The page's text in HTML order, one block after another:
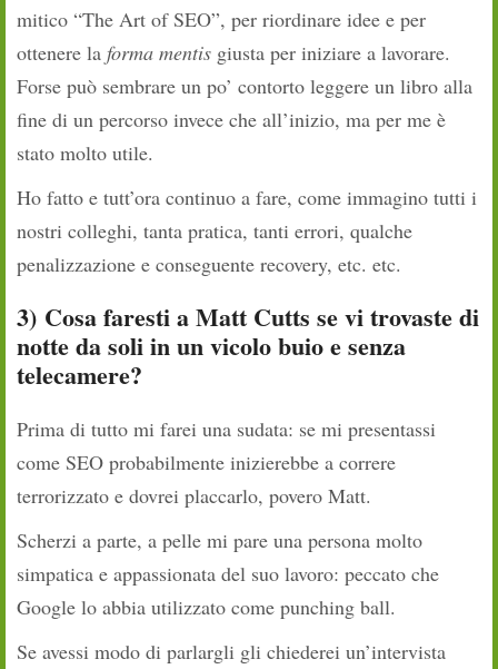
mitico “The Art of SEO”, per riordinare idee e per
ottenere la forma mentis giusta per iniziare a lavorare.
Forse può sembrare un po’ contorto leggere un libro alla
fine di un percorso invece che all’inizio, ma per me è
stato molto utile.
Ho fatto e tutt’ora continuo a fare, come immagino tutti i
nostri colleghi, tanta pratica, tanti errori, qualche
penalizzazione e conseguente recovery, etc. etc.
3) Cosa faresti a Matt Cutts se vi trovaste di
notte da soli in un vicolo buio e senza
telecamere?
Prima di tutto mi farei una sudata: se mi presentassi
come SEO probabilmente inizierebbe a correre
terrorizzato e dovrei placcarlo, povero Matt.
Scherzi a parte, a pelle mi pare una persona molto
simpatica e appassionata del suo lavoro: peccato che
Google lo abbia utilizzato come punching ball.
Se avessi modo di parlargli gli chiederei un’intervista